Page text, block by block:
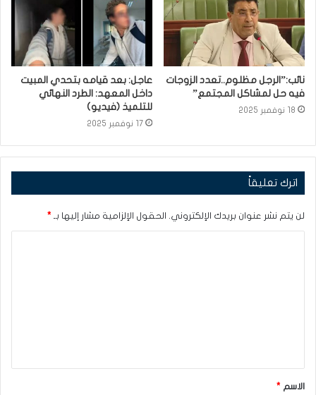
نائب:”الرجل مظلوم..تعدد الزوجات
فيه حل لمشاكل المجتمع”
18 نوفمبر 2025
عاجل: بعد قيامه بتحدي المبيت
داخل المعهد: الطرد النهائي
للتلميذ (فيديو)
17 نوفمبر 2025
اترك تعليقاً
لن يتم نشر عنوان بريدك الإلكتروني. الحقول الإلزامية مشار إليها بـ *
ق
*
الاسم *